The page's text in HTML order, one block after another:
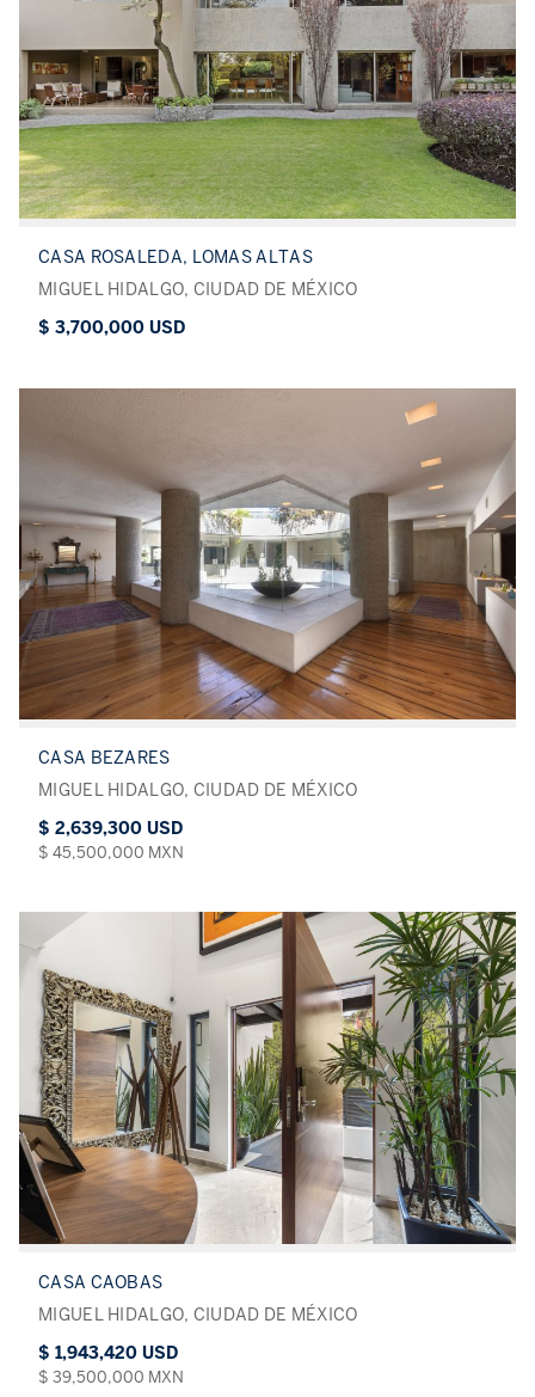
CASA ROSALEDA, LOMAS ALTAS
MIGUEL HIDALGO, CIUDAD DE MÉXICO
$ 3,700,000 USD
CASA BEZARES
MIGUEL HIDALGO, CIUDAD DE MÉXICO
$ 2,639,300 USD
$ 45,500,000 MXN
CASA CAOBAS
MIGUEL HIDALGO, CIUDAD DE MÉXICO
$ 1,943,420 USD
$ 39,500,000 MXN